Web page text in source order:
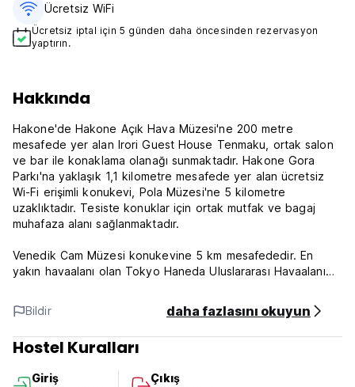
Ücretsiz WiFi
Ücretsiz iptal için 5 günden daha öncesinden rezervasyon
yaptırın.
Hakkında
Hakone'de Hakone Açık Hava Müzesi'ne 200 metre
mesafede yer alan Irori Guest House Tenmaku, ortak salon
ve bar ile konaklama olanağı sunmaktadır. Hakone Gora
Parkı'na yaklaşık 1,1 kilometre mesafede yer alan ücretsiz
Wi-Fi erişimli konukevi, Pola Müzesi'ne 5 kilometre
uzaklıktadır. Tesiste konuklar için ortak mutfak ve bagaj
muhafaza alanı sağlanmaktadır.
Venedik Cam Müzesi konukevine 5 km mesafededir. En
yakın havaalanı olan Tokyo Haneda Uluslararası Havaalanı
Bu tesis aynı zamanda Hakone'deki en iyi puan alan
konumlardan birine sahiptir! Konuklar bölgedeki diğer
tesislerle karşılaştırıldığında bu konuda daha mutlular.
1. Giriş saati: 16:00 - 22:00
Bildir daha fazlasını okuyun
Hostel Kuralları
Giriş
Çıkış